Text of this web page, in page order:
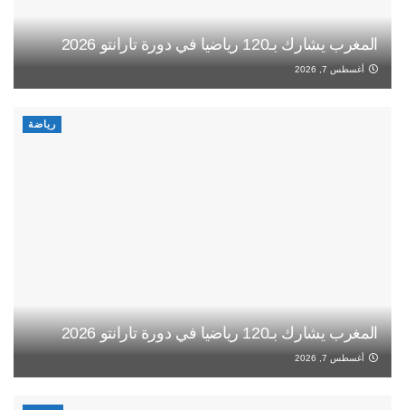
المغرب يشارك بـ120 رياضيا في دورة تارانتو 2026
أغسطس 7, 2026
رياضة
المغرب يشارك بـ120 رياضيا في دورة تارانتو 2026
أغسطس 7, 2026